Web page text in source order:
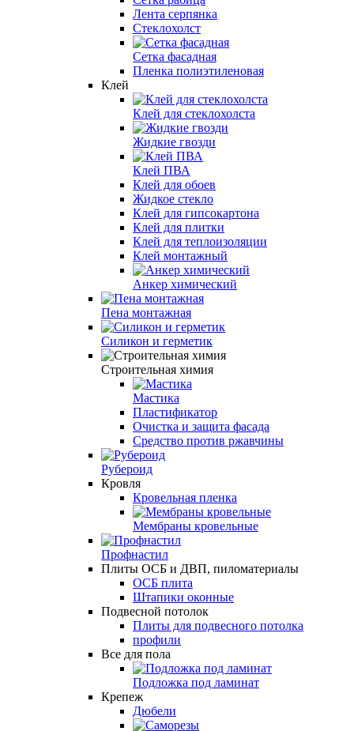
Лента серпянка
Стеклохолст
Сетка фасадная
Пленка полиэтиленовая
Клей
Клей для стеклохолста
Жидкие гвозди
Клей ПВА
Клей для обоев
Жидкое стекло
Клей для гипсокартона
Клей для плитки
Клей для теплоизоляции
Клей монтажный
Анкер химический
Пена монтажная
Силикон и герметик
Строительная химия
Мастика
Пластификатор
Очистка и защита фасада
Средство против ржавчины
Рубероид
Кровля
Кровельная пленка
Мембраны кровельные
Профнастил
Плиты ОСБ и ДВП, пиломатериалы
ОСБ плита
Штапики оконные
Подвесной потолок
Плиты для подвесного потолка
профили
Все для пола
Подложка под ламинат
Крепеж
Дюбели